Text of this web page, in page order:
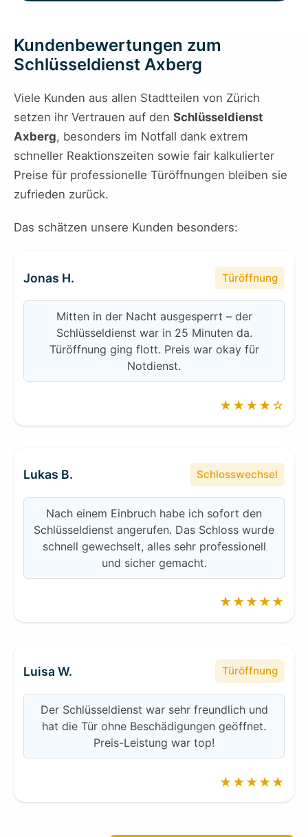
Kundenbewertungen zum
Schlüsseldienst Axberg
Viele Kunden aus allen Stadtteilen von Zürich
setzen ihr Vertrauen auf den Schlüsseldienst
Axberg, besonders im Notfall dank extrem
schneller Reaktionszeiten sowie fair kalkulierter
Preise für professionelle Türöffnungen bleiben sie
zufrieden zurück.
Das schätzen unsere Kunden besonders:
Jonas H. Türöffnung
Mitten in der Nacht ausgesperrt – der
Schlüsseldienst war in 25 Minuten da.
Türöffnung ging flott. Preis war okay für
Notdienst.
★★★★☆
Lukas B. Schlosswechsel
Nach einem Einbruch habe ich sofort den
Schlüsseldienst angerufen. Das Schloss wurde
schnell gewechselt, alles sehr professionell
und sicher gemacht.
★★★★★
Luisa W. Türöffnung
Der Schlüsseldienst war sehr freundlich und
hat die Tür ohne Beschädigungen geöffnet.
Preis-Leistung war top!
★★★★★